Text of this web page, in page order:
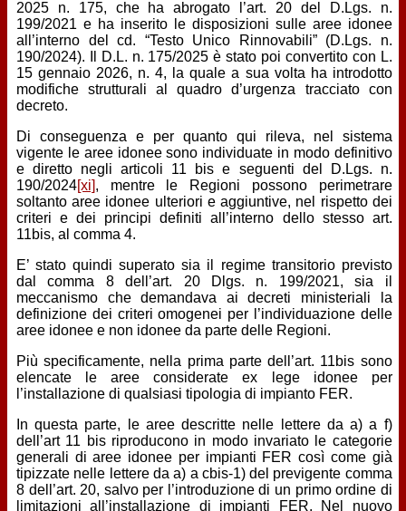
2025 n. 175, che ha abrogato l’art. 20 del D.Lgs. n.
199/2021 e ha inserito le disposizioni sulle aree idonee
all’interno del cd. “Testo Unico Rinnovabili” (D.Lgs. n.
190/2024). Il D.L. n. 175/2025 è stato poi convertito con L.
15 gennaio 2026, n. 4, la quale a sua volta ha introdotto
modifiche strutturali al quadro d’urgenza tracciato con
decreto.
Di conseguenza e per quanto qui rileva, nel sistema
vigente le aree idonee sono individuate in modo definitivo
e diretto negli articoli 11 bis e seguenti del D.Lgs. n.
190/2024[xi], mentre le Regioni possono perimetrare
soltanto aree idonee ulteriori e aggiuntive, nel rispetto dei
criteri e dei principi definiti all’interno dello stesso art.
11bis, al comma 4.
E’ stato quindi superato sia il regime transitorio previsto
dal comma 8 dell’art. 20 Dlgs. n. 199/2021, sia il
meccanismo che demandava ai decreti ministeriali la
definizione dei criteri omogenei per l’individuazione delle
aree idonee e non idonee da parte delle Regioni.
Più specificamente, nella prima parte dell’art. 11bis sono
elencate le aree considerate ex lege idonee per
l’installazione di qualsiasi tipologia di impianto FER.
In questa parte, le aree descritte nelle lettere da a) a f)
dell’art 11 bis riproducono in modo invariato le categorie
generali di aree idonee per impianti FER così come già
tipizzate nelle lettere da a) a cbis-1) del previgente comma
8 dell’art. 20, salvo per l’introduzione di un primo ordine di
limitazioni all’installazione di impianti FER. Nel nuovo